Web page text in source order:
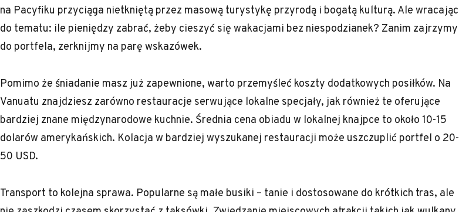
na Pacyfiku przyciąga nietkniętą przez masową turystykę przyrodą i bogatą kulturą. Ale wracając
do tematu: ile pieniędzy zabrać, żeby cieszyć się wakacjami bez niespodzianek? Zanim zajrzymy
do portfela, zerknijmy na parę wskazówek.
Pomimo że śniadanie masz już zapewnione, warto przemyśleć koszty dodatkowych posiłków. Na
Vanuatu znajdziesz zarówno restauracje serwujące lokalne specjały, jak również te oferujące
bardziej znane międzynarodowe kuchnie. Średnia cena obiadu w lokalnej knajpce to około 10-15
dolarów amerykańskich. Kolacja w bardziej wyszukanej restauracji może uszczuplić portfel o 20-
50 USD.
Transport to kolejna sprawa. Popularne są małe busiki – tanie i dostosowane do krótkich tras, ale